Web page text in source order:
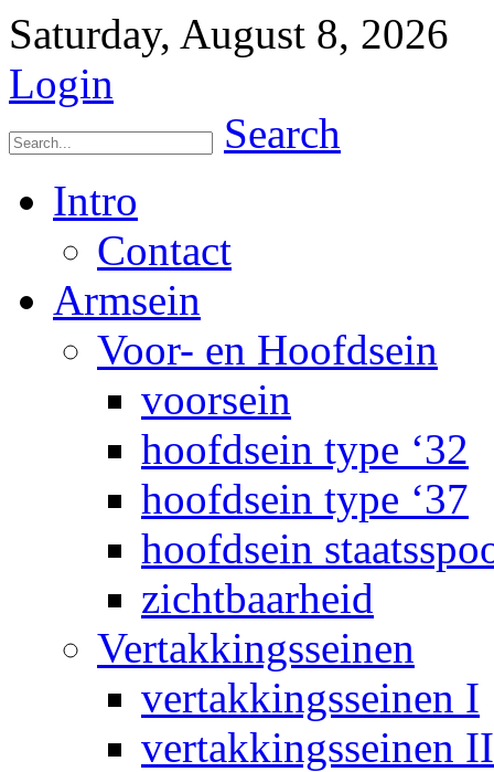
Saturday, August 8, 2026
Login
Search
Intro
Contact
Armsein
Voor- en Hoofdsein
voorsein
hoofdsein type ‘32
hoofdsein type ‘37
hoofdsein
zichtbaarheid
Vertakkingsseinen
vertakkingsseinen I
vertakkingsseinen II